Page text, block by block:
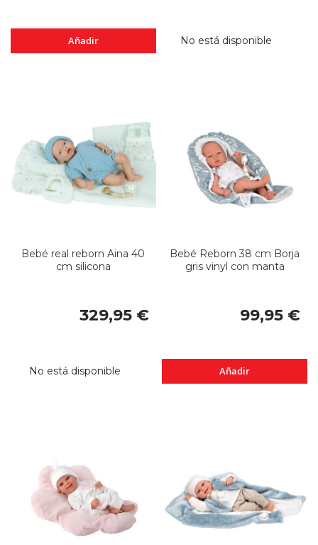
Añadir No está disponible
Bebé real reborn Aina 40
cm silicona
329,95 €
No está disponible
Bebé Reborn 38 cm Borja
gris vinyl con manta
99,95 €
Añadir